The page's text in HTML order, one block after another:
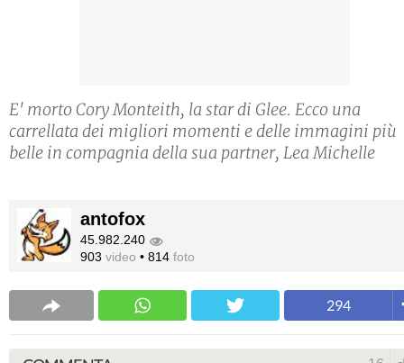
E' morto Cory Monteith, la star di Glee. Ecco una
carrellata dei migliori momenti e delle immagini più
belle in compagnia della sua partner, Lea Michelle
antofox
45.982.240
903 video • 814 foto
294